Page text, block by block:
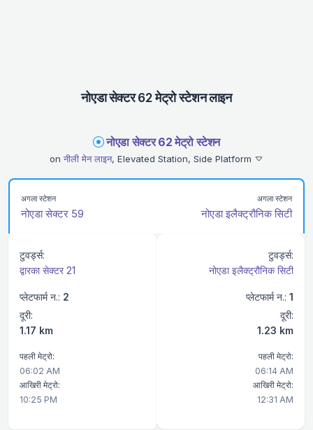
नोएडा सेक्टर 62 मेट्रो स्टेशन लाइन
नोएडा सेक्टर 62 मेट्रो स्टेशन
on नीली मेन लाइन, Elevated Station, Side Platform
अगला स्टेशन
नोएडा सेक्टर 59
अगला स्टेशन
नोएडा इलैक्ट्रौनिक सिटी
टुवर्ड्स:
द्वारका सेक्टर 21
प्लेटफार्म न.: 2
दूरी:
1.17 km
पहली मेट्रो:
06:02 AM
आखिरी मेट्रो:
10:25 PM
टुवर्ड्स:
नोएडा इलैक्ट्रौनिक सिटी
प्लेटफार्म न.: 1
दूरी:
1.23 km
पहली मेट्रो:
06:14 AM
आखिरी मेट्रो:
12:31 AM